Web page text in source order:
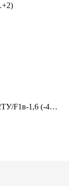
F1в-1,6 (-4…